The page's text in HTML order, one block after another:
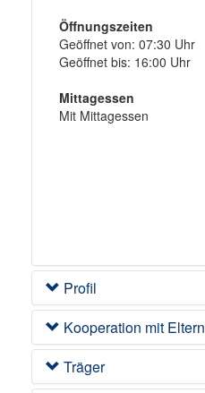
Öffnungszeiten
Geöffnet von: 07:30 Uhr
Geöffnet bis: 16:00 Uhr
Mittagessen
Mit Mittagessen
Profil
Kooperation mit Eltern
Träger